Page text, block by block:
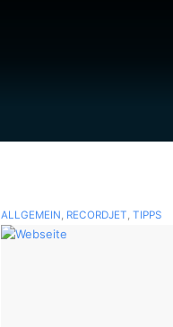
ALLGEMEIN, RECORDJET,TIPPS